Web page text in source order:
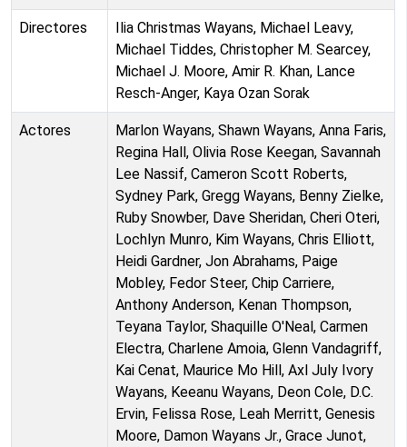
Directores
Ilia Christmas Wayans, Michael Leavy,
Michael Tiddes, Christopher M. Searcey,
Michael J. Moore, Amir R. Khan, Lance
Resch-Anger, Kaya Ozan Sorak
Actores
Marlon Wayans, Shawn Wayans, Anna Faris,
Regina Hall, Olivia Rose Keegan, Savannah
Lee Nassif, Cameron Scott Roberts,
Sydney Park, Gregg Wayans, Benny Zielke,
Ruby Snowber, Dave Sheridan, Cheri Oteri,
Lochlyn Munro, Kim Wayans, Chris Elliott,
Heidi Gardner, Jon Abrahams, Paige
Mobley, Fedor Steer, Chip Carriere,
Anthony Anderson, Kenan Thompson,
Teyana Taylor, Shaquille O'Neal, Carmen
Electra, Charlene Amoia, Glenn Vandagriff,
Kai Cenat, Maurice Mo Hill, Axl July Ivory
Wayans, Keeanu Wayans, Deon Cole, D.C.
Ervin, Felissa Rose, Leah Merritt, Genesis
Moore, Damon Wayans Jr., Grace Junot,